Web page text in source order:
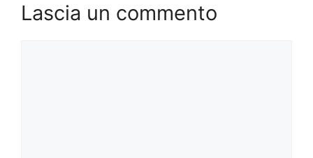
Lascia un commento